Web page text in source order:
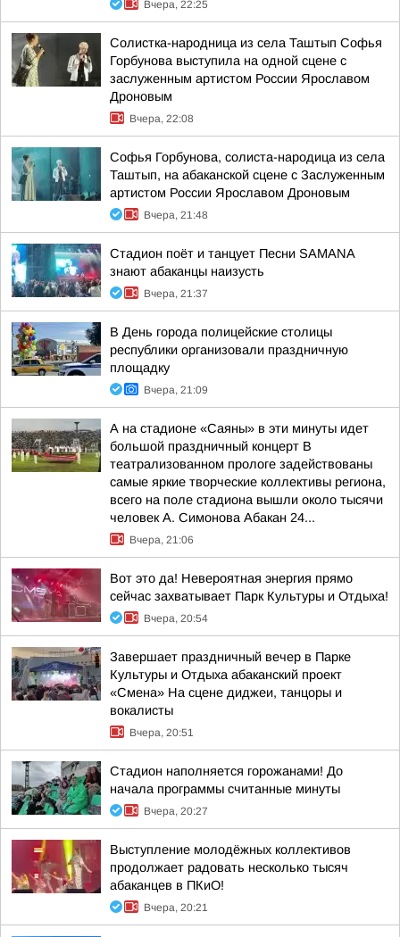
Вчера, 22:25
Солистка-народница из села Таштып Софья
Горбунова выступила на одной сцене с
заслуженным артистом России Ярославом
Дроновым
Вчера, 22:08
Софья Горбунова, солиста-народица из села
Таштып, на абаканской сцене с Заслуженным
артистом России Ярославом Дроновым
Вчера, 21:48
Стадион поёт и танцует Песни SAMANA
знают абаканцы наизусть
Вчера, 21:37
В День города полицейские столицы
республики организовали праздничную
площадку
Вчера, 21:09
А на стадионе «Саяны» в эти минуты идет
большой праздничный концерт В
театрализованном прологе задействованы
самые яркие творческие коллективы региона,
всего на поле стадиона вышли около тысячи
человек А. Симонова Абакан 24...
Вчера, 21:06
Вот это да! Невероятная энергия прямо
сейчас захватывает Парк Культуры и Отдыха!
Вчера, 20:54
Завершает праздничный вечер в Парке
Культуры и Отдыха абаканский проект
«Смена» На сцене диджеи, танцоры и
вокалисты
Вчера, 20:51
Стадион наполняется горожанами! До
начала программы считанные минуты
Вчера, 20:27
Выступление молодёжных коллективов
продолжает радовать несколько тысяч
абаканцев в ПКиО!
Вчера, 20:21